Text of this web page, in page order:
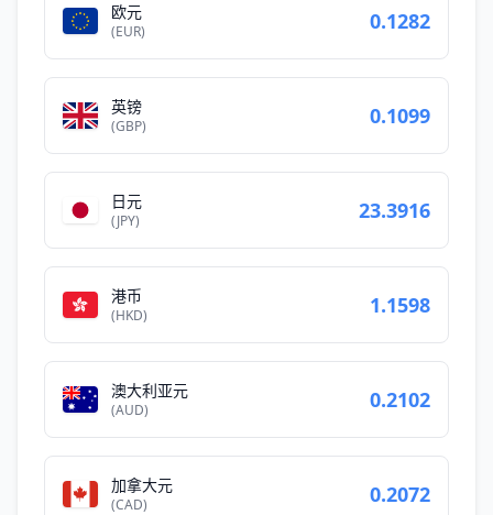
欧元
(EUR) 0.1282
英镑
(GBP) 0.1099
日元
(JPY) 23.3916
港币
(HKD) 1.1598
澳大利亚元
(AUD) 0.2102
加拿大元
(CAD) 0.2072